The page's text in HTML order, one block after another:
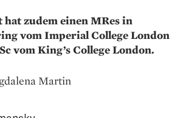
hat zudem einen MRes in
vom Imperial College London
vom King’s College London.
Martin